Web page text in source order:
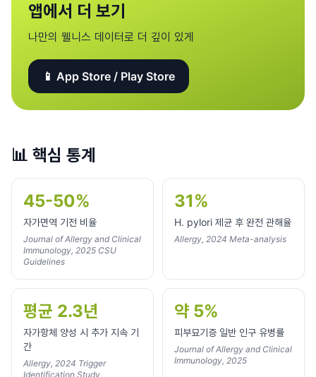
앱에서 더 보기
나만의 웰니스 데이터로 더 깊이 있게
📱 App Store / Play Store
📊 핵심 통계
45-50%
자가면역 기전 비율
Journal of Allergy and Clinical
Immunology, 2025 CSU
Guidelines
31%
H. pylori 제균 후 완전 관해율
Allergy, 2024 Meta-analysis
평균 2.3년
자가항체 양성 시 추가 지속 기
간
Allergy, 2024 Trigger
Identification Study
약 5%
피부묘기증 일반 인구 유병률
Journal of Allergy and Clinical
Immunology, 2025